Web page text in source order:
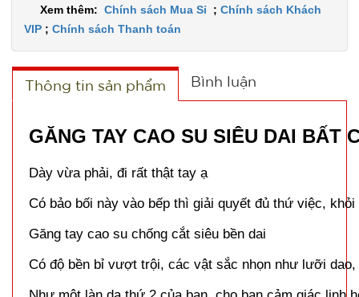
Xem thêm: Chính sách Mua Sỉ ; Chính sách Khách
VIP ; Chính sách Thanh toán
Thông tin sản phẩm Bình luận
Sản phẩm là 01 đôi găng tay.